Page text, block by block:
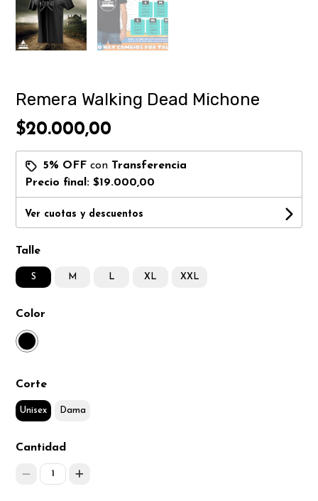
Remera Walking Dead Michone
$20.000,00
5% OFF con Transferencia
Precio final:$19.000,00
Ver cuotas y descuentos
Talle
S M L XL XXL
Color
Corte
Unisex Dama
Cantidad
1